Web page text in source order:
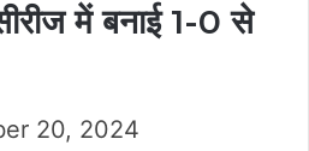
में बनाई 1-0 से
20, 2024